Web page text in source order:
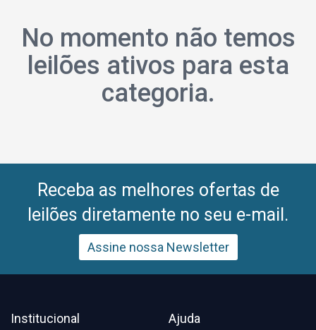
No momento não temos
leilões ativos para esta
categoria.
Receba as melhores ofertas de
leilões diretamente no seu e-mail.
Assine nossa Newsletter
Institucional Ajuda